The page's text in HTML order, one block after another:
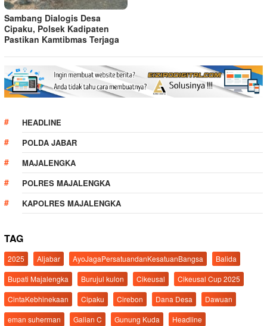
Sambang Dialogis Desa
Cipaku, Polsek Kadipaten
Pastikan Kamtibmas Terjaga
HEADLINE
POLDA JABAR
MAJALENGKA
POLRES MAJALENGKA
KAPOLRES MAJALENGKA
TAG
2025 Aljabar AyoJagaPersatuandanKesatuanBangsa
Balida
Bupati Majalengka
Burujul kulon Cikeusal
Cikeusal Cup 2025
CintaKebhinekaan
Cipaku Cirebon Dana Desa
Dawuan
eman suherman
Galian C Gunung Kuda
Headline